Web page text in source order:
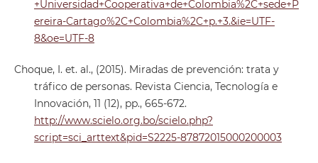
+Universidad+Cooperativa+de+Colombia%2C+sede+P
ereira-Cartago%2C+Colombia%2C+p.+3.&ie=UTF-
8&oe=UTF-8
Choque, I. et. al., (2015). Miradas de prevención: trata y
tráfico de personas. Revista Ciencia, Tecnología e
Innovación, 11 (12), pp., 665-672.
http://www.scielo.org.bo/scielo.php?
script=sci_arttext&pid=S2225-87872015000200003